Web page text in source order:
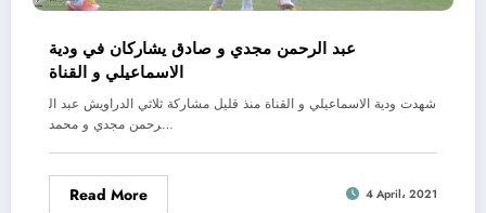
عبد الرحمن مجدي و صادق يشاركان في ودية
الاسماعيلي و القناة
شهدت ودية الاسماعيلي و القناة منذ قليل مشاركة ثلاثي الدراويش عبد ال
رحمن مجدي و محمد…
Read More 4 April، 2021